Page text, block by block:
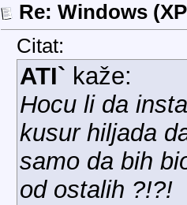
Re: Windows
Citat:
ATI` kaže:
Hocu li da
kusur hiljada
samo da bih
od ostalih ?!?!